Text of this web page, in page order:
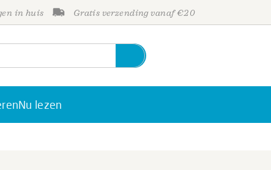
in huis Gratis verzending vanaf €20
Nu lezen
Personen